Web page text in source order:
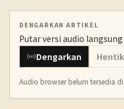
DENGARKAN ARTIKEL
Putar versi audio
Dengarkan
Audio browser belum tersedia